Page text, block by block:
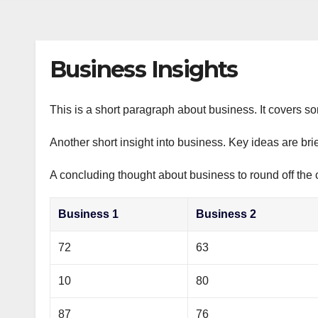
Business Insights
This is a short paragraph about business. It covers
Another short insight into business. Key ideas are
A concluding thought about business to round off the
Business 1 Business 2
72 63
10 80
87 76